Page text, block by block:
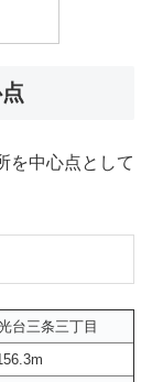
を中心点として
台三条三丁目